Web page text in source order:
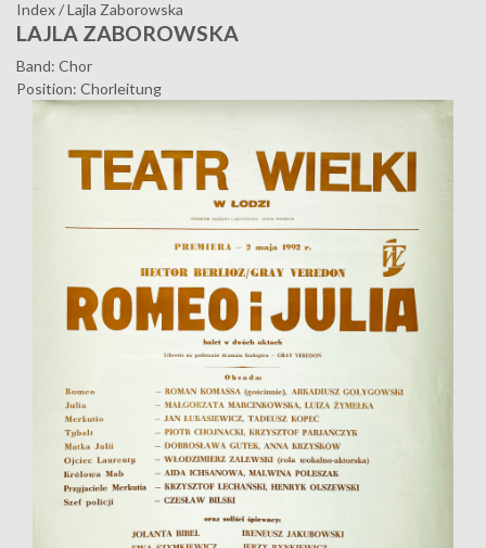
Index/Lajla Zaborowska
LAJLA ZABOROWSKA
Band: Chor
Position: Chorleitung